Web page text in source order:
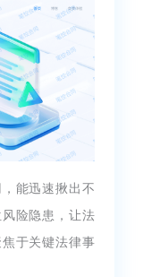
能迅速揪出不
险隐患，让法
于关键法律事